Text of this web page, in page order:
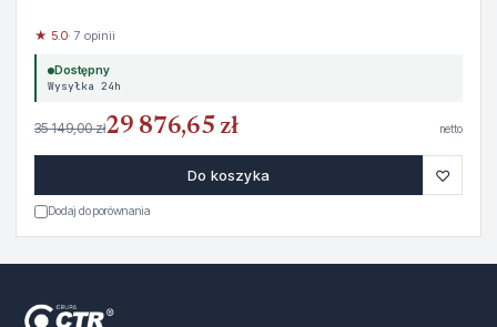
★ 5.0· 7 opinii
Dostępny
Wysyłka 24h
35 149,00 zł29 876,65 zł netto
Do koszyka ♡
Dodaj do porównania